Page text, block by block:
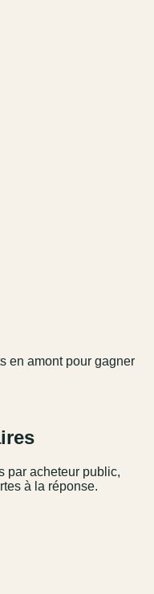
en amont pour gagner
par acheteur public,
à la réponse.